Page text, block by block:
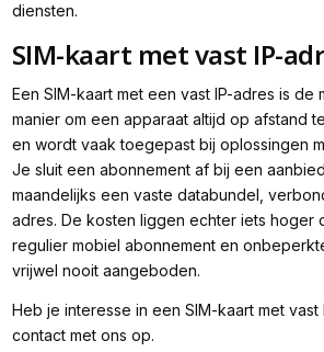
diensten.
SIM-kaart met vast IP-
Een SIM-kaart met een vast IP-adres is de
manier om een apparaat altijd op afstand
en wordt vaak toegepast bij oplossingen
Je sluit een abonnement af bij een
maandelijks een vaste databundel,
adres. De kosten liggen echter iets hoger
regulier mobiel abonnement en
vrijwel nooit aangeboden.
Heb je interesse in een SIM-kaart met vast
contact met ons op.